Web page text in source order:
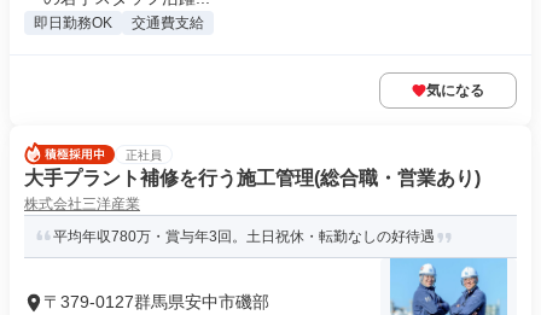
即日勤務OK 交通費支給
気になる
正社員
大手プラント補修を行う施工管理(総合職・営業あり)
株式会社三洋産業
平均年収780万・賞与年3回。土日祝休・転勤なしの好待遇
〒379-0127群馬県安中市磯部